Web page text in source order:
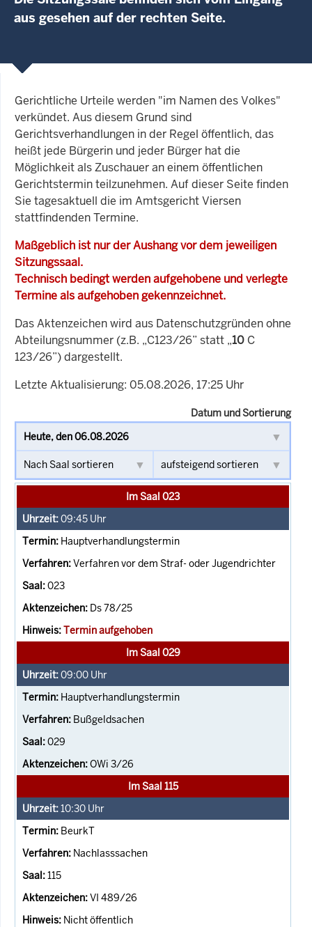
aus gesehen auf der rechten Seite.
Gerichtliche Urteile werden "im Namen des Volkes"
verkündet. Aus diesem Grund sind
Gerichtsverhandlungen in der Regel öffentlich, das
heißt jede Bürgerin und jeder Bürger hat die
Möglichkeit als Zuschauer an einem öffentlichen
Gerichtstermin teilzunehmen. Auf dieser Seite finden
Sie tagesaktuell die im Amtsgericht Viersen
stattfindenden Termine.
Maßgeblich ist nur der Aushang vor dem jeweiligen
Sitzungssaal.
Technisch bedingt werden aufgehobene und verlegte
Termine als aufgehoben gekennzeichnet.
Das Aktenzeichen wird aus Datenschutzgründen ohne
Abteilungsnummer (z.B. „C123/26” statt „10 C
123/26”) dargestellt.
Letzte Aktualisierung: 05.08.2026, 17:25 Uhr
Datum und Sortierung
Im Saal 023
09:45 Uhr
Hauptverhandlungstermin
Verfahren vor dem Straf- oder Jugendrichter
023
Ds 78/25
Termin aufgehoben
Im Saal 029
09:00 Uhr
Hauptverhandlungstermin
Bußgeldsachen
029
OWi 3/26
Im Saal 115
10:30 Uhr
BeurkT
Nachlasssachen
115
VI 489/26
Nicht öffentlich